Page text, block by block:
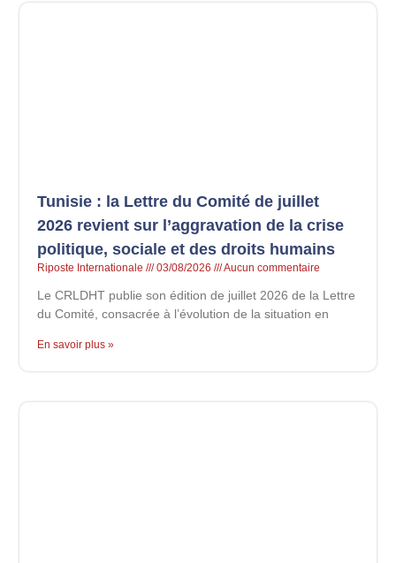
Tunisie : la Lettre du Comité de juillet
2026 revient sur l’aggravation de la crise
politique, sociale et des droits humains
Riposte Internationale 03/08/2026 Aucun commentaire
Le CRLDHT publie son édition de juillet 2026 de la Lettre
du Comité, consacrée à l’évolution de la situation en
En savoir plus »